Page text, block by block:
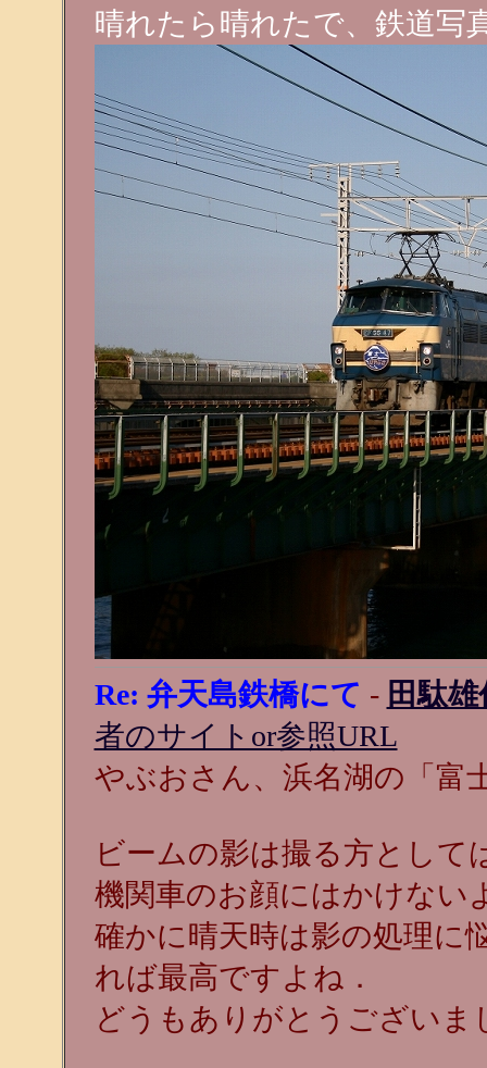
晴れたら晴れたで、鉄道写
Re: 弁天島鉄橋にて - 田駄雄
者のサイトor参照URL
やぶおさん、浜名湖の「富
ビームの影は撮る方とし
機関車のお顔にはかけない
確かに晴天時は影の処理に
れば最高ですよね．
どうもありがとうございま